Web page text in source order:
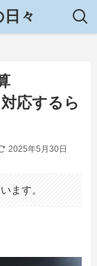
々
応するら
2025年5月30日
ます。